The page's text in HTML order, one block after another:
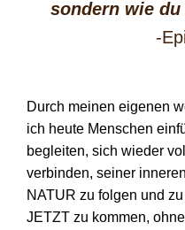
sondern wie
-
Durch meinen eigenen
ich heute Menschen
begleiten, sich wieder
verbinden, seiner
NATUR zu folgen und
JETZT zu kommen,